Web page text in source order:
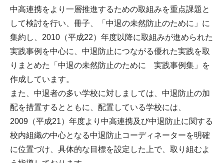
中高連携をより一層推進するための取組みを重点課題と
して検討を行い、冊子、「中退の未然防止のために」に
集約し、2010（平成22）年度以降に取組みが進められた
実践事例を中心に、中退防止につながる優れた実践を取
りまとめた「中退の未然防止のために 実践事例集」を
作成しています。
また、中退者の多い学校に対しましては、中退防止の加
配を措置するとともに、配置している学校には、
2009（平成21）年度より中高連携及び中退防止に関する
校内組織の中心となる中退防止コーディネーターを明確
に位置づけ、具体的な目標を設定した上で、取り組むよ